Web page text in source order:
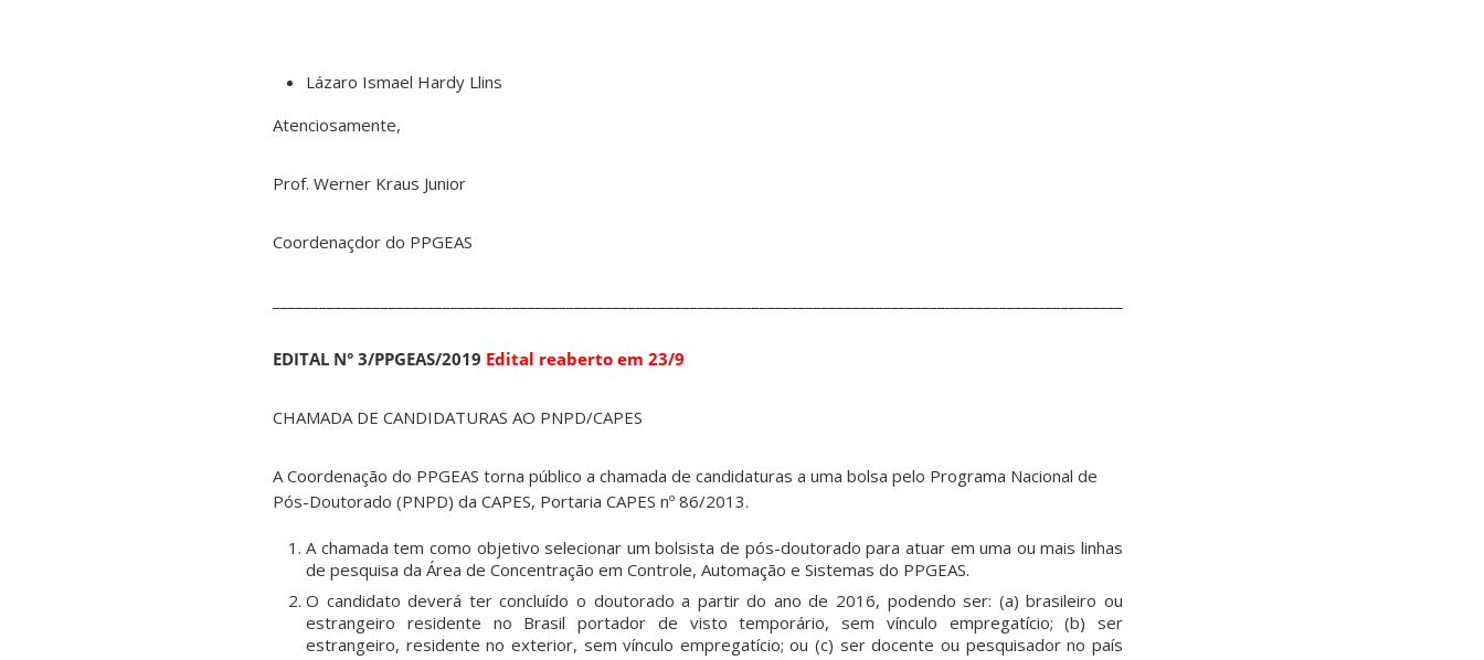
Lázaro Ismael Hardy Llins
Atenciosamente,
Prof. Werner Kraus Junior
Coordenaçdor do PPGEAS
EDITAL N° 3/PPGEAS/2019 Edital reaberto em 23/9
CHAMADA DE CANDIDATURAS AO PNPD/CAPES
A Coordenação do PPGEAS torna público a chamada de candidaturas a uma bolsa pelo Programa Nacional de
Pós-Doutorado (PNPD) da CAPES, Portaria CAPES nº 86/2013.
A chamada tem como objetivo selecionar um bolsista de pós-doutorado para atuar em uma ou mais linhas
de pesquisa da Área de Concentração em Controle, Automação e Sistemas do PPGEAS.
O candidato deverá ter concluído o doutorado a partir do ano de 2016, podendo ser: (a) brasileiro ou
estrangeiro residente no Brasil portador de visto temporário, sem vínculo empregatício; (b) ser
estrangeiro, residente no exterior, sem vínculo empregatício; ou (c) ser docente ou pesquisador no país